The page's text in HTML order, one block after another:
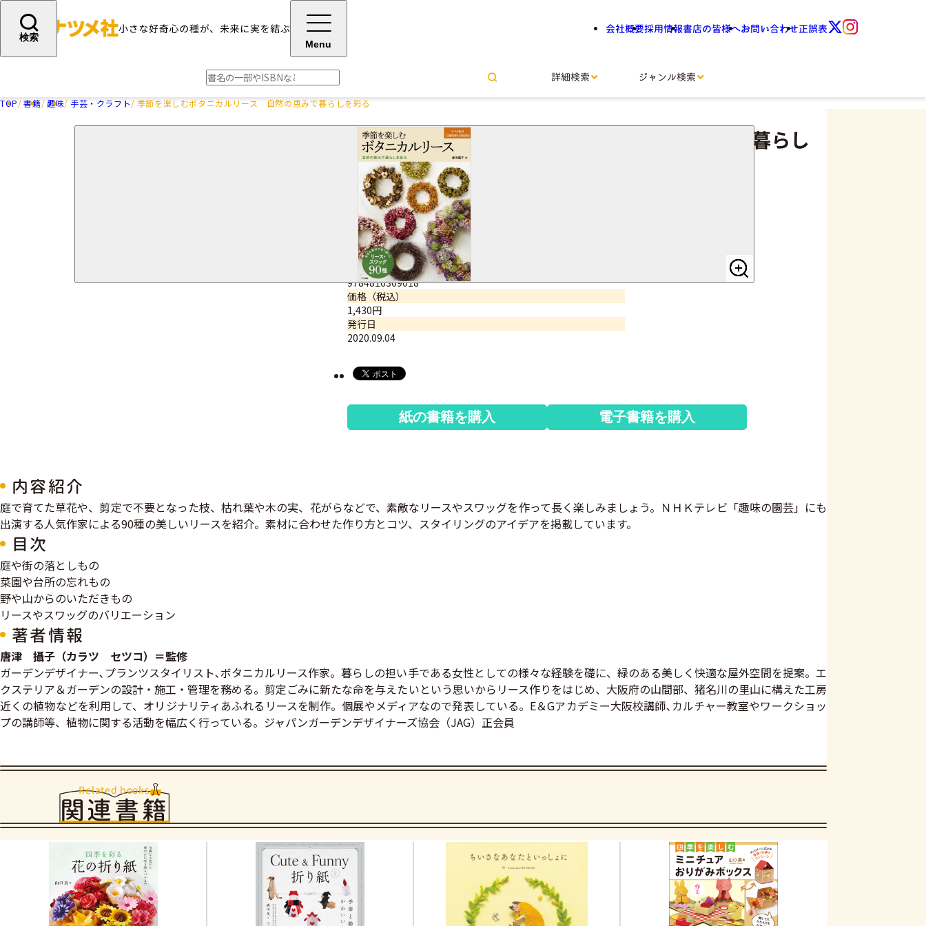
会社概要採用情報書店の皆様へお問い合わせ正誤表
検索
Menu
詳細検索 ジャンル検索
TOP 書籍 趣味 手芸・クラフト 季節を楽しむボタニカルリース 自然の恵みで暮らしを彩る
季節を楽しむボタニカルリース 自然の恵みで暮らし
を彩る
唐津 攝子＝監修
サイズ・ページ数
B5変型判・96ページ
ISBNコード
9784816369018
価格（税込）
1,430円
発行日
2020.09.04
紙の書籍を購入 電子書籍を購入
内容紹介
庭で育てた草花や、剪定で不要となった枝、枯れ葉や木の実、花がらなどで、素敵なリースやスワッグを作って長く楽しみましょう。ＮＨＫテレビ「趣味の園芸」にも
出演する人気作家による90種の美しいリースを紹介。素材に合わせた作り方とコツ、スタイリングのアイデアを掲載しています。
目次
庭や街の落としもの
菜園や台所の忘れもの
野や山からのいただきもの
リースやスワッグのバリエーション
著者情報
唐津 攝子（カラツ セツコ）＝監修
ガーデンデザイナー､プランツスタイリスト､ボタニカルリース作家。暮らしの担い手である女性としての様々な経験を礎に、緑のある美しく快適な屋外空間を提案。エ
クステリア＆ガーデンの設計・施工・管理を務める。剪定ごみに新たな命を与えたいという思いからリース作りをはじめ、大阪府の山間部、猪名川の里山に構えた工房
近くの植物などを利用して、オリジナリティあふれるリースを制作。個展やメディアなので発表している。E＆Gアカデミー大阪校講師､カルチャー教室やワークショッ
プの講師等、植物に関する活動を幅広く行っている。ジャパンガーデンデザイナーズ協会（JAG）正会員
Related books
関連書籍